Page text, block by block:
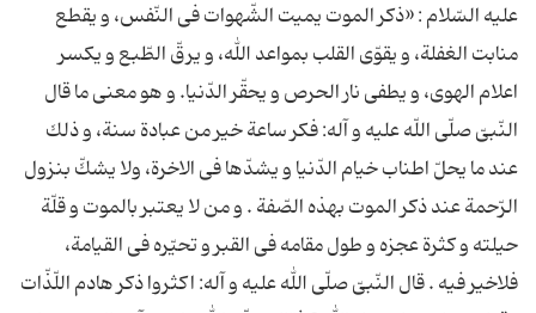
علیه السّلام : «ذكر الموت یمیت الشّهوات فى النّفس، و یقطع
منابت الغفلة، و یقوّى القلب بمواعد الله، و یرقّ الطّبع و یكسر
اعلام الهوى، و یطفى نار الحرص و یحقّر الدّنیا. و هو معنى ما قال
النّبىّ صلّى اللّه علیه و آله: فكر ساعة خیر من عبادة سنة، و ذلك
عند ما یحلّ اطناب خیام الدّنیا و یشدّها فى الاخرة، ولا یشكّ بنزول
الرّحمة عند ذكر الموت بهذه الصّفة . و من لا یعتبر بالموت و قلّة
حیلته و كثرة عجزه و طول مقامه فى القبر و تحیّره فى القیامة،
فلاخیر فیه . قال النّبىّ صلّى الله علیه و آله: اكثروا ذكر هادم اللّذّات